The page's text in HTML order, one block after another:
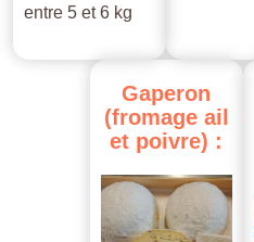
entre 5 et 6 kg
Gaperon
(fromage ail
et poivre) :